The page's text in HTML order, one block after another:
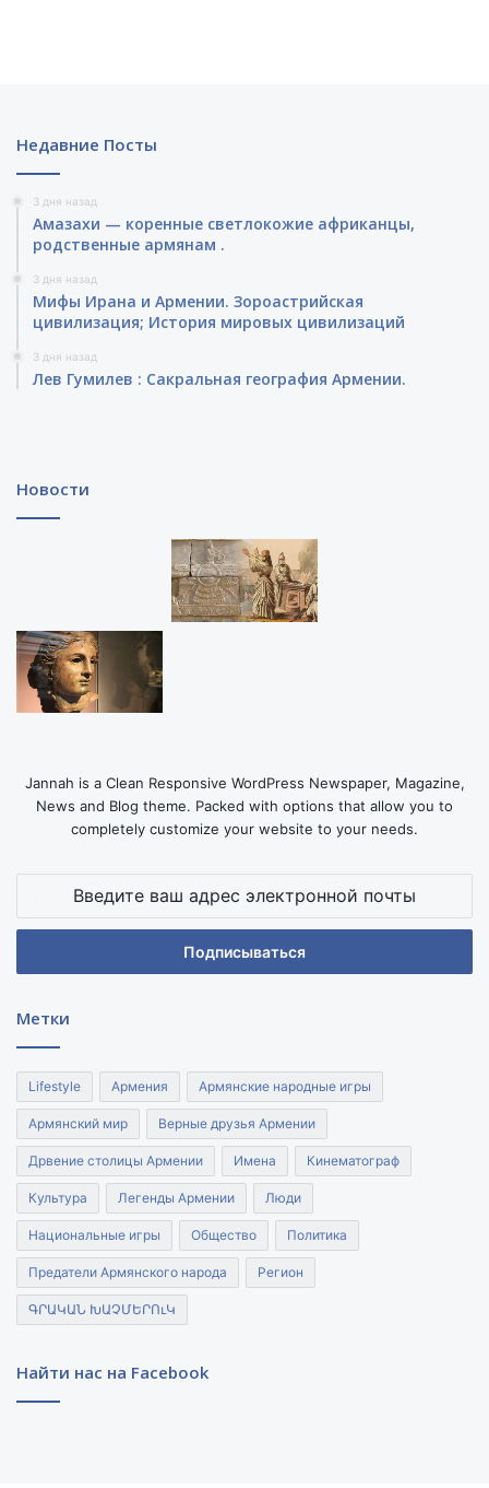
Недавние Посты
3 дня назад
Амазахи — коренные светлокожие африканцы,
родственные армянам .
3 дня назад
Мифы Ирана и Армении. Зороастрийская
цивилизация; История мировых цивилизаций
3 дня назад
Лев Гумилев : Сакральная география Армении.
Новости
Jannah is a Clean Responsive WordPress Newspaper, Magazine,
News and Blog theme. Packed with options that allow you to
completely customize your website to your needs.
адрес
почты
Метки
Lifestyle Армения Армянские народные игры
Армянский мир Верные друзья Армении
Дрвение столицы Армении Имена Кинематограф
Культура Легенды Армении Люди
Национальные игры Общество Политика
Предатели Армянского народа Регион
ԳՐԱԿԱՆ ԽԱՉՄԵՐՈւԿ
Найти нас на Facebook